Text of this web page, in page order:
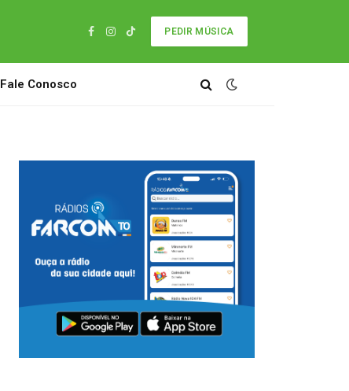
Facebook
Instagram
TikTok
PEDIR MÚSICA
Fale Conosco